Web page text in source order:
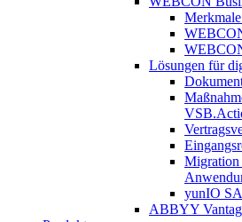
Lösungen für
yunIO
ABBYY